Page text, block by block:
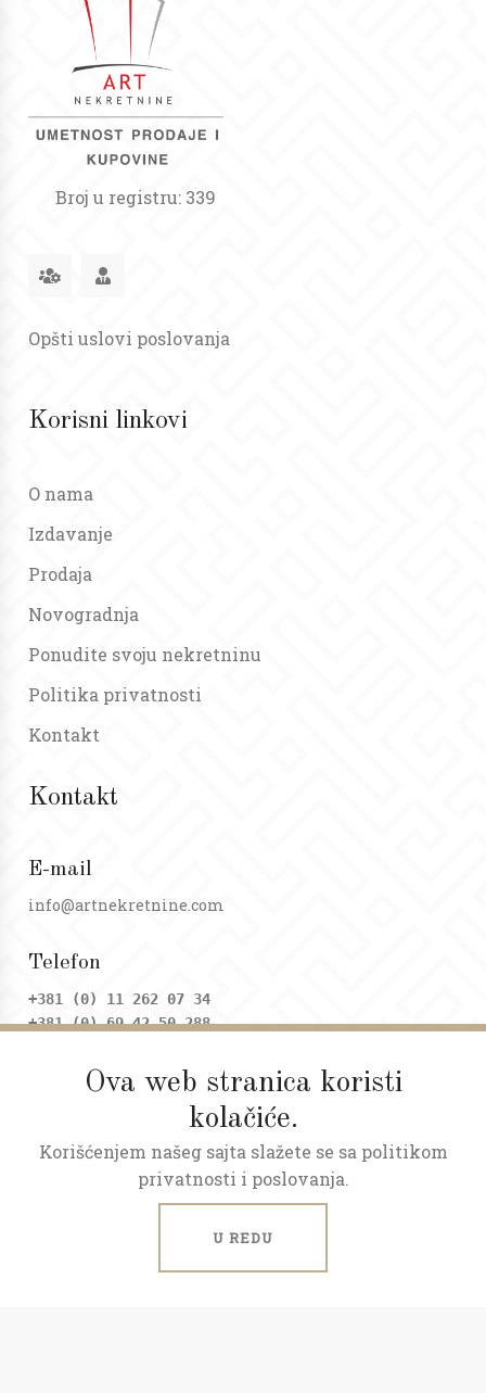
Ova web stranica koristi
kolačiće.
Korišćenjem našeg sajta slažete se sa politikom
privatnosti i poslovanja.
U REDU
Broj u registru: 339
Opšti uslovi poslovanja
Korisni linkovi
O nama
Izdavanje
Prodaja
Novogradnja
Ponudite svoju nekretninu
Politika privatnosti
Kontakt
Kontakt
E-mail
info@artnekretnine.com
Telefon
+381 (0) 11 262 07 34
+381 (0) 69 42 50 288
Adresa
Dositejeva 9, Trg republike
Radno vreme
Ponedeljak - petak: 09 - 20h